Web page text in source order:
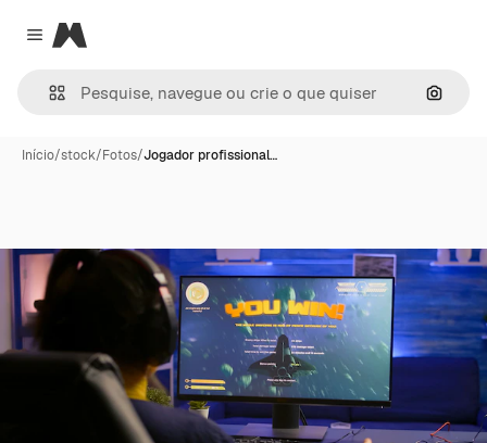
Close menu
Magnific
Início/stock/Fotos/Jogador profissional…